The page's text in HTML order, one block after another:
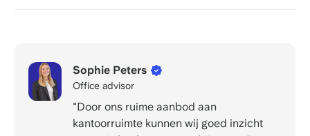
Sophie Peters
Office advisor
"Door ons ruime aanbod aan
kantoorruimte kunnen wij goed inzicht